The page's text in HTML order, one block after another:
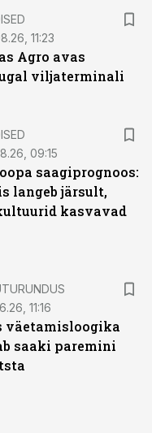
11:23
Agro avas
viljaterminali
09:15
saagiprognoos:
langeb järsult,
kasvavad
11:16
väetamisloogika
saaki paremini